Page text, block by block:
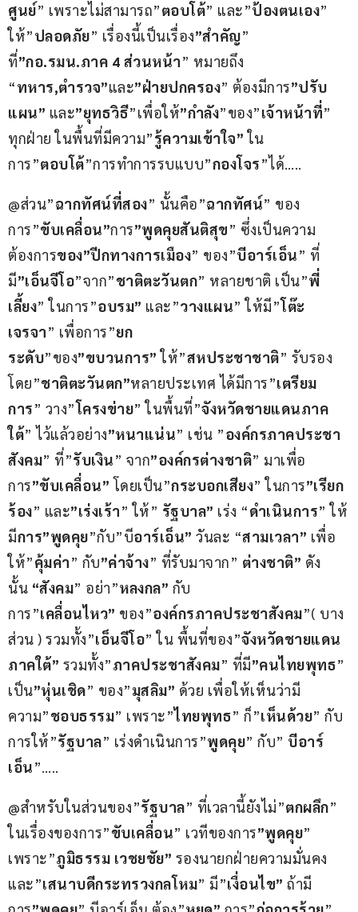
ศูนย์” เพราะไม่สามารถ”ตอบโต้” และ”ป้องตนเอง”
ให้”ปลอดภัย” เรื่องนี้เป็นเรื่อง”สำคัญ”
ที่”กอ.รมน.ภาค 4 ส่วนหน้า” หมายถึง
“ทหาร,ตำรวจ”และ”ฝ่ายปกครอง” ต้องมีการ”ปรับ
แผน” และ”ยุทธวิธี”เพื่อให้”กำลัง”ของ”เจ้าหน้าที่”
ทุกฝ่าย ในพื้นที่มีความ”รู้ความเข้าใจ” ใน
การ”ตอบโต้”การทำการรบแบบ”กองโจร”ได้…..
@ส่วน”ฉากทัศน์ที่สอง” นั้นคือ”ฉากทัศน์” ของ
การ”ขับเคลื่อน”การ”พูดคุยสันติสุข” ซึ่งเป็นความ
ต้องการของ”ปีกทางการเมือง” ของ”บีอาร์เอ็น” ที่
มี”เอ็นจีโอ”จาก”ชาติตะวันตก” หลายชาติ เป็น”พี่
เลี้ยง” ในการ”อบรม” และ”วางแผน” ให้มี”โต๊ะ
เจรจา” เพื่อการ”ยก
ระดับ”ของ”ขบวนการ” ให้”สหประชาชาติ” รับรอง
โดย”ชาติตะวันตก”หลายประเทศ ได้มีการ”เตรียม
การ” วาง”โครงข่าย” ในพื้นที่”จังหวัดชายแดนภาค
ใต้” ไว้แล้วอย่าง”หนาแน่น” เช่น ”องค์กรภาคประชา
สังคม” ที่”รับเงิน” จาก”องค์กรต่างชาติ” มาเพื่อ
การ”ขับเคลื่อน” โดยเป็น”กระบอกเสียง” ในการ”เรียก
ร้อง” และ”เร่งเร้า” ให้” รัฐบาล” เร่ง “ดำเนินการ” ให้
มีการ”พูดคุย”กับ”บีอาร์เอ็น” วันละ “สามเวลา” เพื่อ
ให้”คุ้มค่า” กับ”ค่าจ้าง” ที่รับมาจาก” ต่างชาติ” ดัง
นั้น “สังคม” อย่า”หลงกล” กับ
การ”เคลื่อนไหว” ของ”องค์กรภาคประชาสังคม”( บาง
ส่วน ) รวมทั้ง”เอ็นจีโอ” ใน พื้นที่ของ”จังหวัดชายแดน
ภาคใต้” รวมทั้ง”ภาคประชาสังคม” ที่มี”คนไทยพุทธ”
เป็น”หุ่นเชิด” ของ”มุสลิม” ด้วย เพื่อให้เห็นว่ามี
ความ”ชอบธรรม” เพราะ”ไทยพุทธ” ก็”เห็นด้วย” กับ
การให้”รัฐบาล” เร่งดำเนินการ”พูดคุย” กับ” บีอาร์
เอ็น”…..
@สำหรับในส่วนของ”รัฐบาล” ที่เวลานี้ยังไม่”ตกผลึก”
ในเรื่องของการ”ขับเคลื่อน” เวทีของการ”พูดคุย”
เพราะ”ภูมิธรรม เวชยชัย” รองนายกฝ่ายความมั่นคง
และ”เสนาบดีกระทรวงกลโหม” มี”เงื่อนไข” ถ้ามี